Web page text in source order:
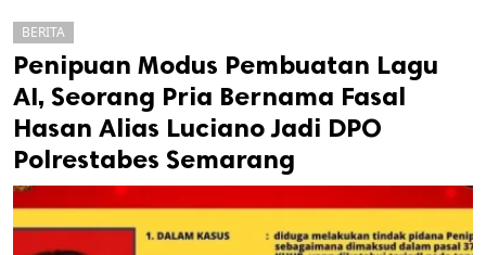
BERITA
Penipuan Modus Pembuatan Lagu
AI, Seorang Pria Bernama Fasal
Hasan Alias Luciano Jadi DPO
Polrestabes Semarang